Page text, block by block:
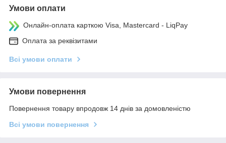
Умови оплати
Онлайн-оплата карткою Visa, Mastercard - LiqPay
Оплата за реквізитами
Всі умови оплати
Умови повернення
Повернення товару впродовж 14 днів за домовленістю
Всі умови повернення